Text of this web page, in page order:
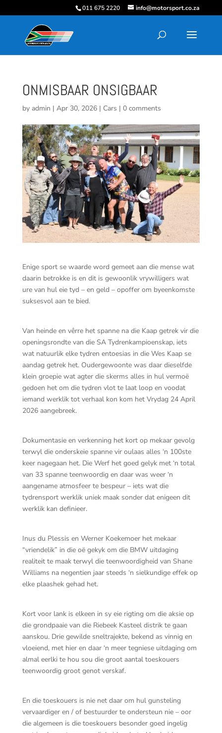
011 675 2220 info@motorsport.co.za
ONMISBAAR ONSIGBAAR
by admin | Apr 30, 2026| Cars | 0 comments
Enige sport se waarde word gemeet aan die mense wat
daarin betrokke is en dit is gewoonlik vrywilligers wat
ure van hul eie tyd – en geld – opoffer om byeenkomste
suksesvol aan te bied.
Van heinde en vêrre het spanne na die Kaap getrek vir die
openingsrondte van die SA Tydrenkampioenskap, iets
wat natuurlik elke tydren entoesias in die Wes Kaap se
aandag getrek het. Oudergewoonte was daar dieselfde
klein groepie wat agter die skerms alles in hul vermoë
gedoen het om die tydren vlot te laat loop en voodat
iemand werklik tot verhaal kon kom het Vrydag 24 April
2026 aangebreek.
Dokumentasie en verkenning het kort op mekaar gevolg
terwyl die onderskeie spanne vir oulaas alles ‘n 100ste
keer nagegaan het. Die Werf het goed gelyk met ‘n total
van 33 spanne teenwoordig en daar was weer ‘n
aangename atmosfeer te bespeur – iets wat die
tydrensport werklik uniek maak sonder dat enigeen dit
werklik kan definieer.
Inus du Plessis en Werner Koekemoer het mekaar
“vriendelik” in die oë gekyk om die BMW uitdaging
realiteit te maak terwyl die teenwoordigheid van Shane
Williams na negentien jaar steeds ‘n sielkundige effek op
elke plaashek gehad het.
Kort voor lank is elkeen in sy eie rigting om die aksie op
die grondpaaie van die Riebeek Kasteel distrik te gaan
aanskou. Drie gewilde sneltrajekte, bekend as vinnig en
vloeiend, met hier en daar ‘n meer tegniese uitdaging om
almal eerlki te hou sou die groot aantal toeskouers
teenwoordig groot genot verskaf.
En die toeskouers is nie net daar om hul gunsteling
vervaardiger en / of bestuurder te ondersteun nie – oor
die algemeen is die toeskouers besonder goed ingelig